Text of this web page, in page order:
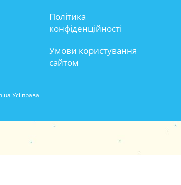
Політика
конфіденційності
Умови користування
сайтом
Усі права